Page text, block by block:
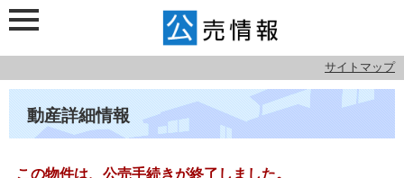
サイトマップ
動産詳細情報
この物件は、公売手続きが終了しました。